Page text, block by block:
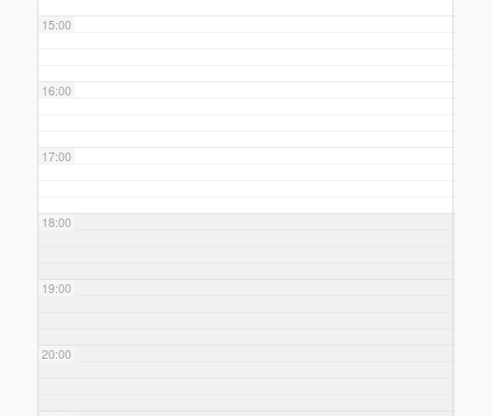
15:00
16:00
17:00
18:00
19:00
20:00